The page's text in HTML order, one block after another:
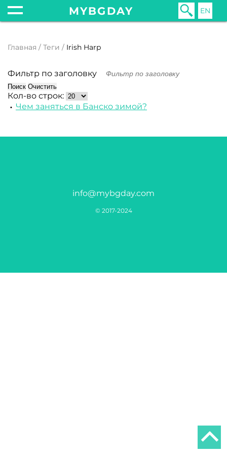
MYBGDAY EN
Главная Теги Irish Harp
Фильтр по заголовку
Поиск Очистить
Кол-во строк:
Чем заняться в Банско зимой?
info@mybgday.com
© 2017-2024